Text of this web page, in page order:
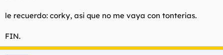
suya, si le gusto hagamelo saber por MP, pero no malgaste
mensajes para decirme tonterias.
corky....
forero tan poco espabilado como éste. Una auténtica joya.
le recuerdo: corky, asi que no me vaya con tonterias.
FIN.